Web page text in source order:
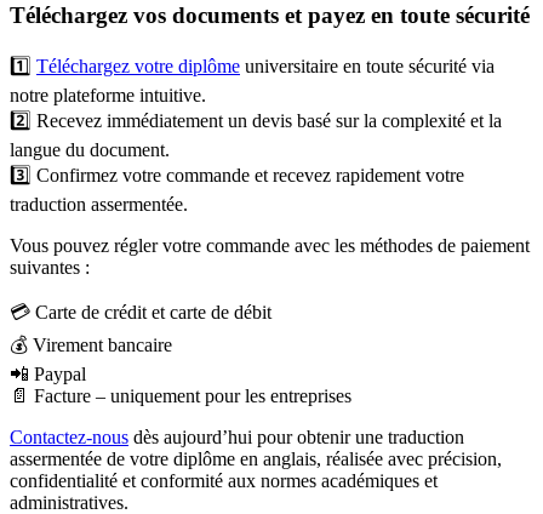
Téléchargez vos documents et payez en toute sécurité
1️⃣ Téléchargez votre diplôme universitaire en toute sécurité via
notre plateforme intuitive.
2️⃣ Recevez immédiatement un devis basé sur la complexité et la
langue du document.
3️⃣ Confirmez votre commande et recevez rapidement votre
traduction assermentée.
Vous pouvez régler votre commande avec les méthodes de paiement
suivantes :
💳 Carte de crédit et carte de débit
💰 Virement bancaire
📲 Paypal
📄 Facture – uniquement pour les entreprises
Contactez-nous dès aujourd’hui pour obtenir une traduction
assermentée de votre diplôme en anglais, réalisée avec précision,
confidentialité et conformité aux normes académiques et
administratives.